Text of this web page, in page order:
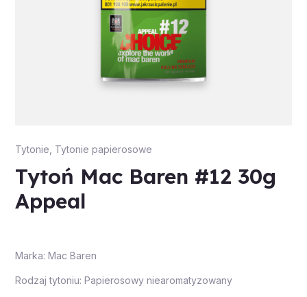
Tytonie Tytonie papierosowe
Tytoń Mac Baren #12 30g
Appeal
Marka: Mac Baren
Rodzaj tytoniu: Papierosowy niearomatyzowany